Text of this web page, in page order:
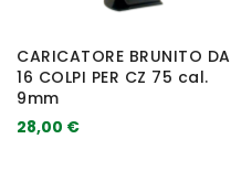
CARICATORE BRUNITO DA
16 COLPI PER CZ 75 cal.
9mm
28,00 €